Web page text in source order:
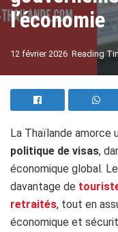
l’économie
12 février 2026 Reading
​La Thaïlande amorce
politique de visas,
économique global.
davantage de
retraités, tout en
économique et